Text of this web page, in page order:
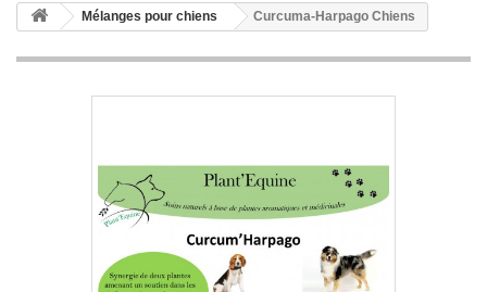
Mélanges pour chiens Curcuma-Harpago Chiens